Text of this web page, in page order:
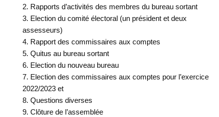
Rapports d’activités des membres du bureau sortant
Election du comité électoral (un président et deux
assesseurs)
Rapport des commissaires aux comptes
Quitus au bureau sortant
Election du nouveau bureau
Election des commissaires aux comptes pour l’exercice
2022/2023 et
Questions diverses
Clôture de l’assemblée